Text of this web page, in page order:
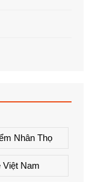
Nhân Thọ
Việt Nam